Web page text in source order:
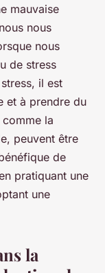
mauvaise
nous
nous
de stress
il est
et à prendre du
la
peuvent être
de
pratiquant une
une
la